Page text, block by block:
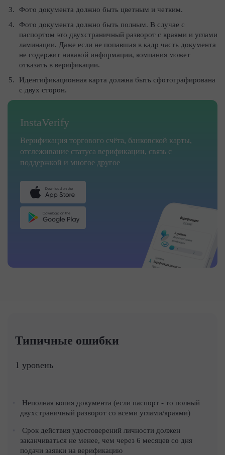
Фото документа должно быть цветным и четким.
Фото документа должно быть полным. В случае с
паспортом это двухстраничный разворот с краями и углами
ламинации. Даже если не попавшая в кадр часть документа
не содержит никакой информации, компания может
отказать в верификации.
Идентификационная карта должна быть сфотографирована
с двух сторон.
InstaVerify
Верификация торгового счёта, банковской карты,
отслеживание статуса верификации, связь с
поддержкой и многое другое
Типичные ошибки
1 уровень
Неполная копия документа (если паспорт - то полный
двухстраничный разворот со всеми углами/краями)
Срок действия удостоверений личности должен
заканчиваться не менее, чем через 6 месяцев со дня
подачи заявки на верификацию